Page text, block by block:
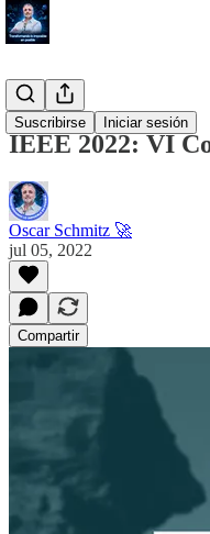
Suscribirse Iniciar sesión
#Blog
IEEE 2022: VI
Oscar Schmitz 🚀
jul 05, 2022
Compartir